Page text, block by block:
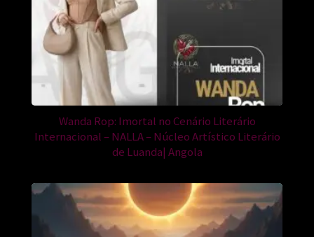
Wanda Rop: Imortal no Cenário Literário
Internacional – NALLA – Núcleo Artístico Literário
de Luanda| Angola